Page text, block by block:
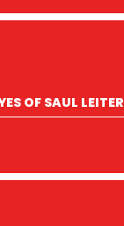
OF SAUL LEITER